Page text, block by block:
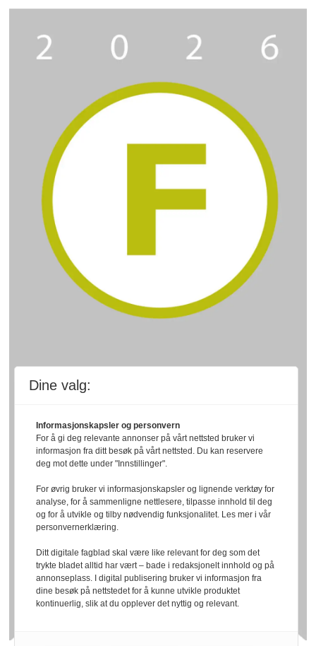
Dine valg:
Informasjonskapsler og personvern
For å gi deg relevante annonser på vårt nettsted bruker vi
informasjon fra ditt besøk på vårt nettsted. Du kan reservere
deg mot dette under "Innstillinger".
For øvrig bruker vi informasjonskapsler og lignende verktøy for
analyse, for å sammenligne nettlesere, tilpasse innhold til deg
og for å utvikle og tilby nødvendig funksjonalitet. Les mer i vår
personvernerklæring.
Ditt digitale fagblad skal være like relevant for deg som det
trykte bladet alltid har vært – bade i redaksjonelt innhold og på
annonseplass. I digital publisering bruker vi informasjon fra
dine besøk på nettstedet for å kunne utvikle produktet
kontinuerlig, slik at du opplever det nyttig og relevant.